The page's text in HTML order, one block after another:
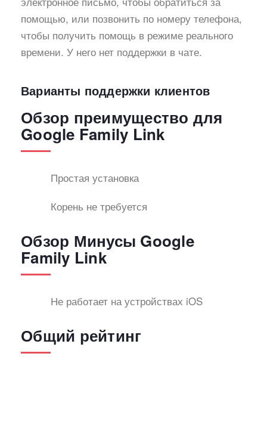
помощью, или позвонить по номеру телефона,
чтобы получить помощь в режиме реального
времени. У него нет поддержки в чате.
Варианты поддержки клиентов
Обзор преимущество для
Google Family Link
Простая установка
Корень не требуется
Обзор Минусы Google
Family Link
Не работает на устройствах iOS
Общий рейтинг